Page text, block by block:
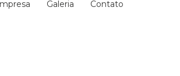
Empresa Galeria Contato